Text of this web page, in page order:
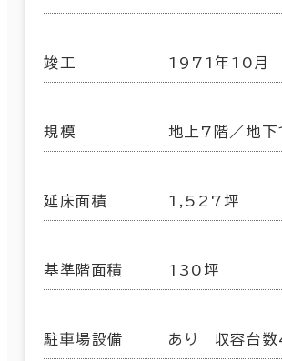
竣工 1971年10月
規模 地上7階／地下
延床面積 1,527坪
基準階面積 130坪
駐車場設備 あり 収容台